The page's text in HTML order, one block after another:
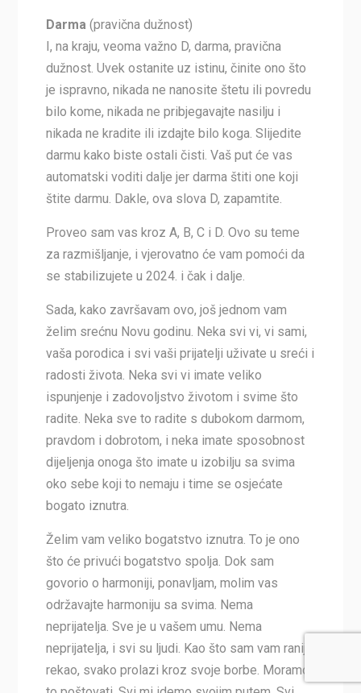
Darma (pravična dužnost)
I, na kraju, veoma važno D, darma, pravična
dužnost. Uvek ostanite uz istinu, činite ono što
je ispravno, nikada ne nanosite štetu ili povredu
bilo kome, nikada ne pribjegavajte nasilju i
nikada ne kradite ili izdajte bilo koga. Slijedite
darmu kako biste ostali čisti. Vaš put će vas
automatski voditi dalje jer darma štiti one koji
štite darmu. Dakle, ova slova D, zapamtite.
Proveo sam vas kroz A, B, C i D. Ovo su teme
za razmišljanje, i vjerovatno će vam pomoći da
se stabilizujete u 2024. i čak i dalje.
Sada, kako završavam ovo, još jednom vam
želim srećnu Novu godinu. Neka svi vi, vi sami,
vaša porodica i svi vaši prijatelji uživate u sreći i
radosti života. Neka svi vi imate veliko
ispunjenje i zadovoljstvo životom i svime što
radite. Neka sve to radite s dubokom darmom,
pravdom i dobrotom, i neka imate sposobnost
dijeljenja onoga što imate u izobilju sa svima
oko sebe koji to nemaju i time se osjećate
bogato iznutra.
Želim vam veliko bogatstvo iznutra. To je ono
što će privući bogatstvo spolja. Dok sam
govorio o harmoniji, ponavljam, molim vas
održavajte harmoniju sa svima. Nema
neprijatelja. Sve je u vašem umu. Nema
neprijatelja, i svi su ljudi. Kao što sam vam ranije
rekao, svako prolazi kroz svoje borbe. Moramo